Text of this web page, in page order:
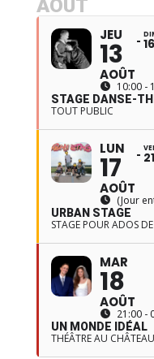
AOÛT
JEU
13
AOÛT
16
10:00 -
STAGE DANSE-
TOUT PUBLIC
LUN
17
AOÛT
21
(Jour
URBAN STAGE
STAGE POUR ADOS
MAR
18
AOÛT
21:00 -
UN MONDE IDÉAL
THÉÂTRE AU CHÂTEAU